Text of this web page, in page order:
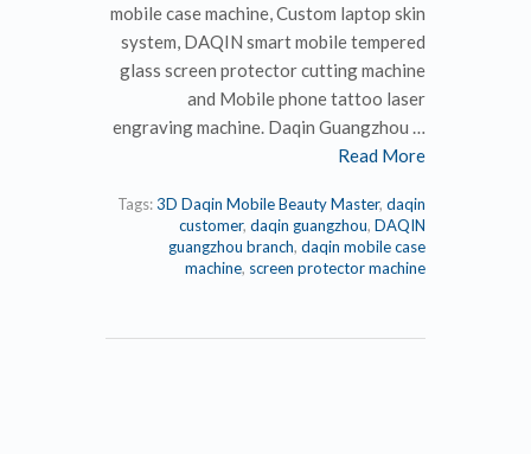
mobile case machine, Custom laptop skin
system, DAQIN smart mobile tempered
glass screen protector cutting machine
and Mobile phone tattoo laser
engraving machine. Daqin Guangzhou …
Read More
Tags: 3D Daqin Mobile Beauty Master
customer,daqin guangzhou
guangzhou branch,daqin mobile case
machine,screen protector machine